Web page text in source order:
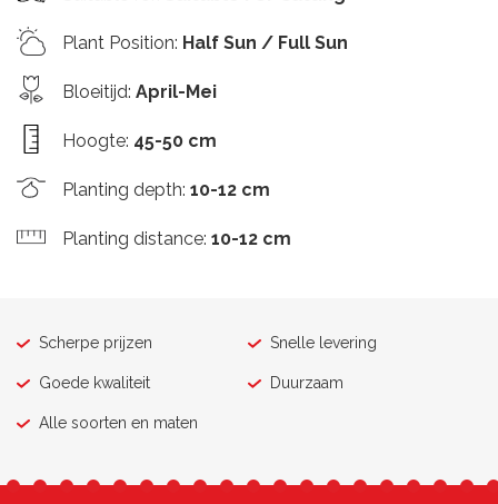
Plant Position: Half Sun / Full Sun
Bloeitijd: April-Mei
Hoogte: 45-50 cm
Planting depth: 10-12 cm
Planting distance: 10-12 cm
Scherpe prijzen Snelle levering
Goede kwaliteit Duurzaam
Alle soorten en maten